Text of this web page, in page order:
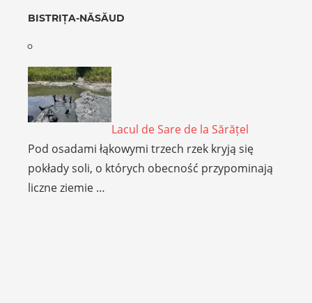
BISTRIȚA-NĂSĂUD
Lacul de Sare de la Sărățel
Pod osadami łąkowymi trzech rzek kryją się
pokłady soli, o których obecność przypominają
liczne ziemie …